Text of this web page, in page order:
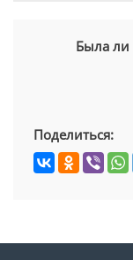
Была ли
Поделиться: